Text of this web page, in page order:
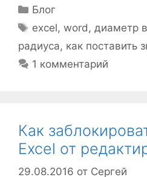
Рубрики
Блог
Метки
excel,word ,диаметр
радиуса, как поставить
1 комментарий
Как
Excel от
29.08.2016 от Сергей